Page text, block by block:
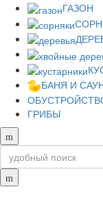
ГАЗОН
БАНЯ И
ГРИБЫ